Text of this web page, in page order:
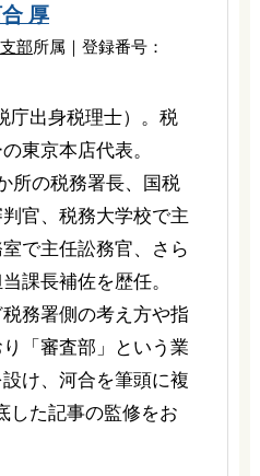
厚
部所属｜登録番号：
庁出身税理士）。税
東京本店代表。
所の税務署長、国税
官、税務大学校で主
で主任訟務官、さら
課長補佐を歴任。
務署側の考え方や指
「審査部」という業
け、河合を筆頭に複
した記事の監修をお